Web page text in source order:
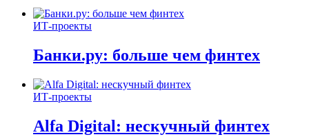
ИТ-проекты
Банки.ру: больше чем финтех
ИТ-проекты
Alfa Digital: нескучный финтех